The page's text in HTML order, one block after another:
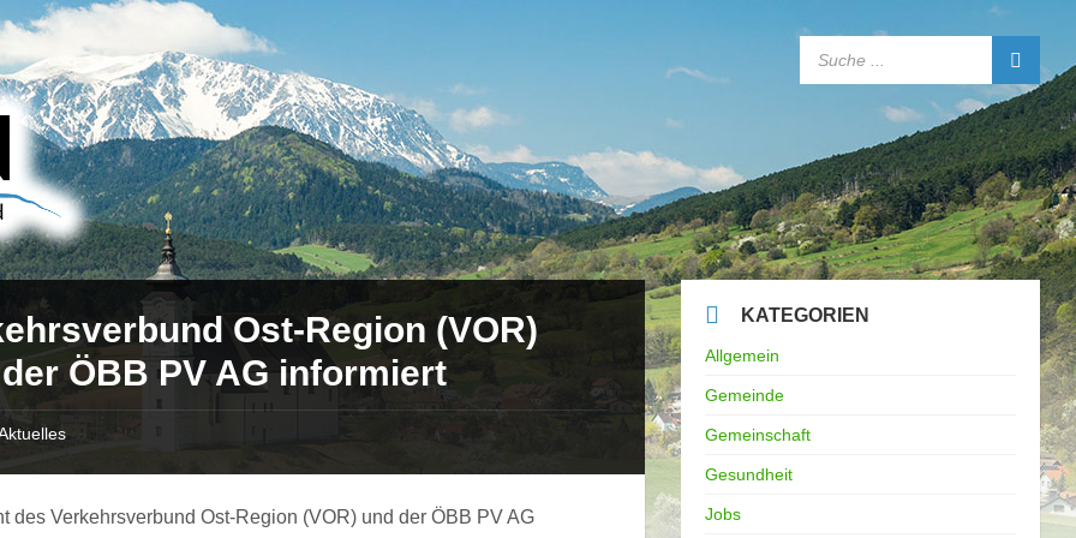
Ost-Region (VOR)
ÖBB PV AG informiert
des Verkehrsverbund Ost-Region (VOR) und der ÖBB PV AG
KATEGORIEN
Allgemein
Gemeinde
Gemeinschaft
Gesundheit
Jobs